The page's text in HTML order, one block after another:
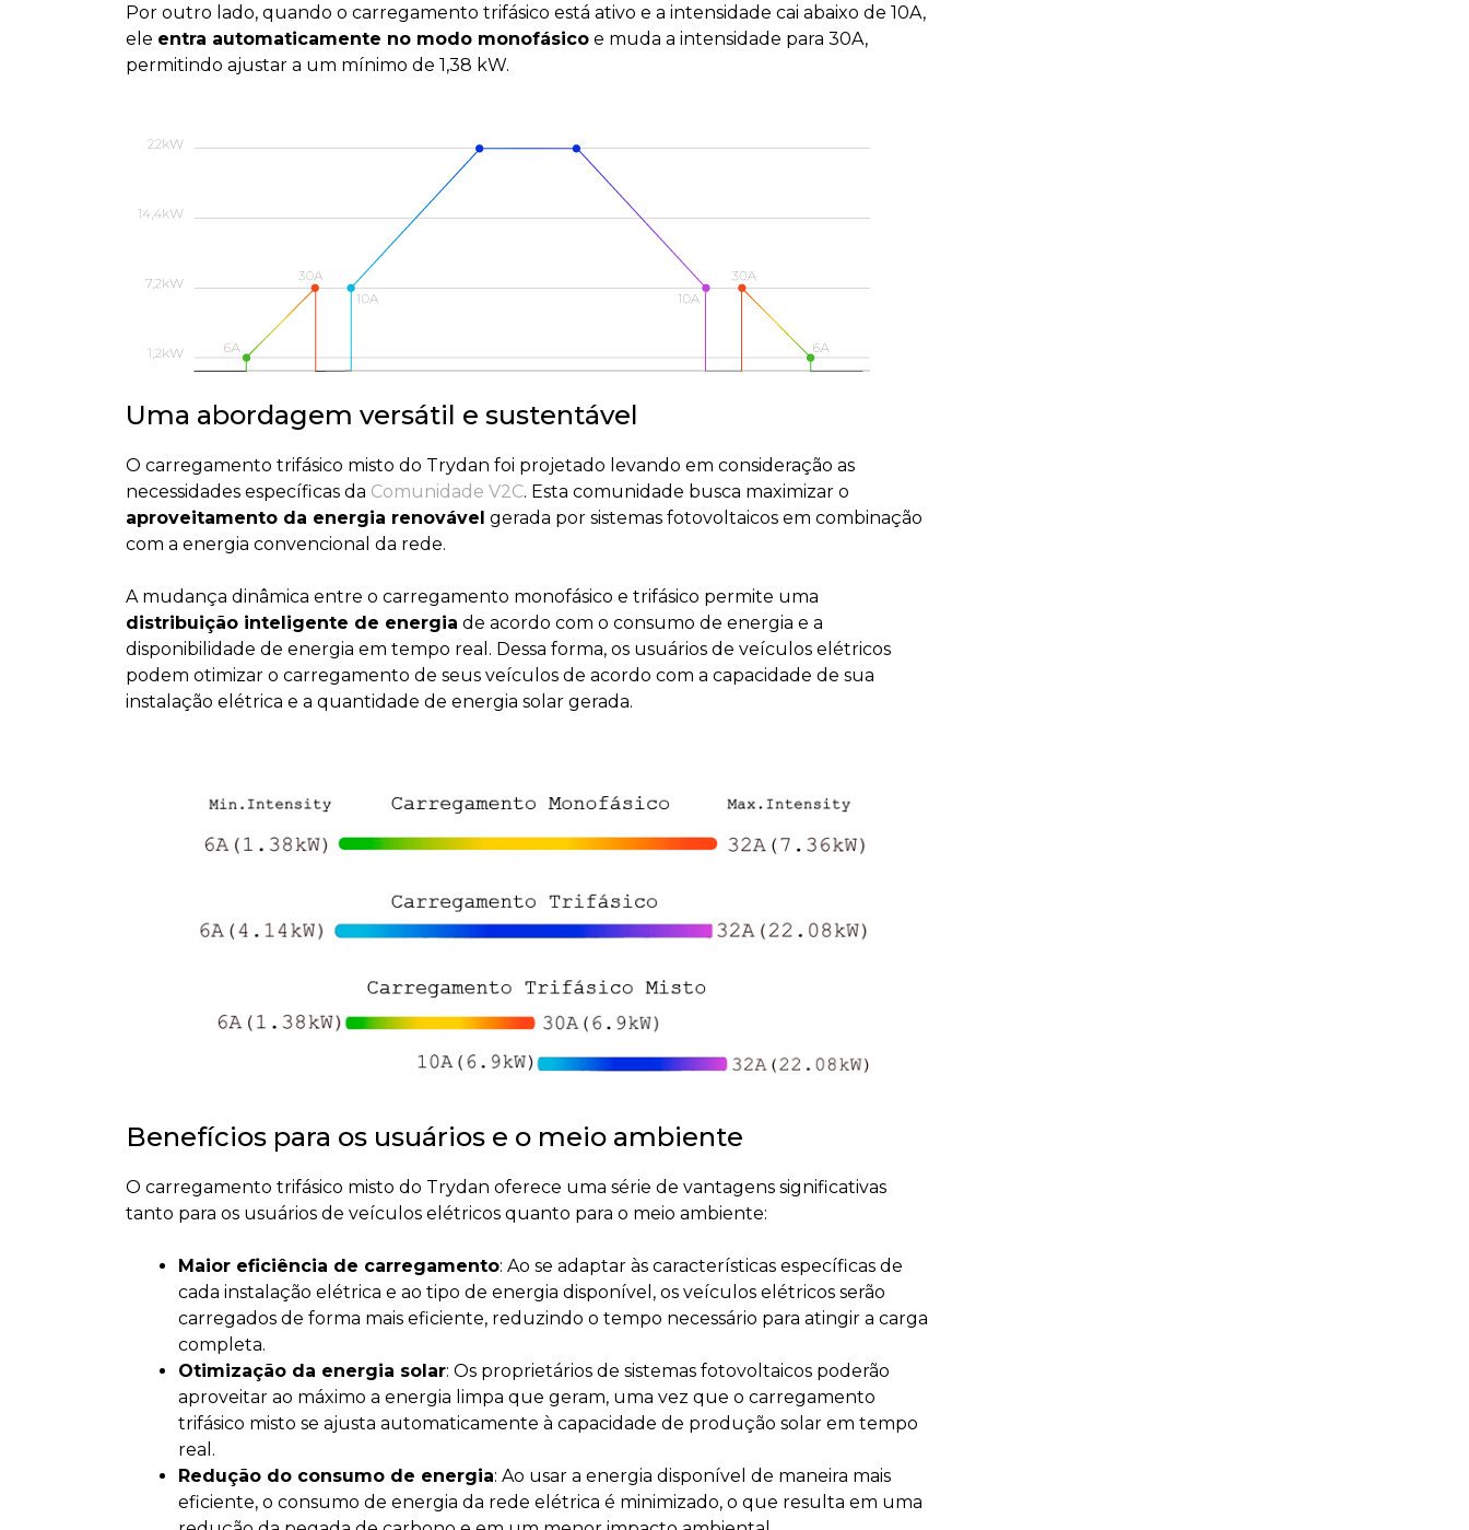
Por outro lado, quando o carregamento trifásico está ativo e a intensidade cai abaixo de 10A,
ele entra automaticamente no modo monofásicoe muda a intensidade para 30A,
permitindo ajustar a um mínimo de 1,38 kW.
Uma abordagem versátil e sustentável
O carregamento trifásico misto do Trydan foi projetado levando em consideração as
necessidades específicas da Comunidade V2C. Esta comunidade busca maximizar o
aproveitamento da energia renovável gerada por sistemas fotovoltaicos em combinação
com a energia convencional da rede.
A mudança dinâmica entre o carregamento monofásico e trifásico permite uma
distribuição inteligente de energia de acordo com o consumo de energia e a
disponibilidade de energia em tempo real. Dessa forma, os usuários de veículos elétricos
podem otimizar o carregamento de seus veículos de acordo com a capacidade de sua
instalação elétrica e a quantidade de energia solar gerada.
Benefícios para os usuários e o meio ambiente
O carregamento trifásico misto do Trydan oferece uma série de vantagens significativas
tanto para os usuários de veículos elétricos quanto para o meio ambiente:
Maior eficiência de carregamento: Ao se adaptar às características específicas de
cada instalação elétrica e ao tipo de energia disponível, os veículos elétricos serão
carregados de forma mais eficiente, reduzindo o tempo necessário para atingir a carga
completa.
Otimização da energia solar: Os proprietários de sistemas fotovoltaicos poderão
aproveitar ao máximo a energia limpa que geram, uma vez que o carregamento
trifásico misto se ajusta automaticamente à capacidade de produção solar em tempo
real.
Redução do consumo de energia: Ao usar a energia disponível de maneira mais
eficiente, o consumo de energia da rede elétrica é minimizado, o que resulta em uma